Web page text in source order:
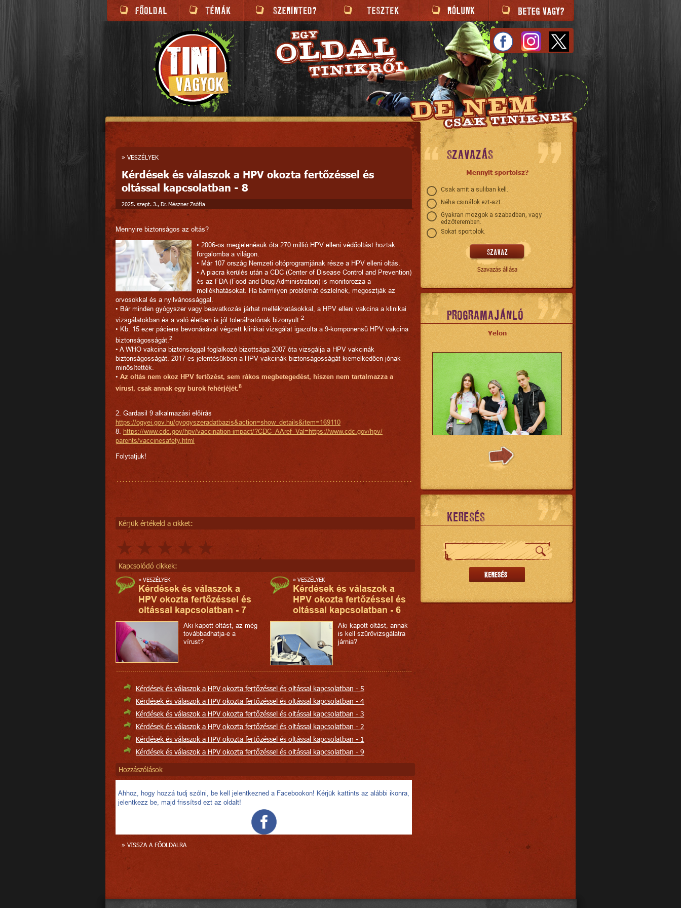
» VESZÉLYEK
Kérdések és válaszok a HPV okozta fertőzéssel és
oltással kapcsolatban - 8
2025. szept. 3., Dr. Mészner Zsófia
Mennyire biztonságos az oltás?
• 2006-os megjelenésük óta 270 millió HPV elleni védőoltást hoztak
forgalomba a világon.
• Már 107 ország Nemzeti oltóprogramjának része a HPV elleni oltás.
• A piacra kerülés után a CDC (Center of Disease Control and Prevention)
és az FDA (Food and Drug Administration) is monitorozza a
mellékhatásokat. Ha bármilyen problémát észlelnek, megosztják az
orvosokkal és a nyilvánossággal.
• Bár minden gyógyszer vagy beavatkozás járhat mellékhatásokkal, a HPV elleni vakcina a klinikai
vizsgálatokban és a való életben is jól tolerálhatónak bizonyult. 2
• Kb. 15 ezer páciens bevonásával végzett klinikai vizsgálat igazolta a 9-komponensű HPV vakcina
biztonságosságát.2
• A WHO vakcina biztonsággal foglalkozó bizottsága 2007 óta vizsgálja a HPV vakcinák
biztonságosságát. 2017-es jelentésükben a HPV vakcinák biztonságosságát kiemelkedően jónak
minősítették.
• Az oltás nem okoz HPV fertőzést, sem rákos megbetegedést, hiszen nem tartalmazza a
vírust, csak annak egy burok fehérjéjét.8
2. Gardasil 9 alkalmazási előírás
https://ogyei.gov.hu/gyogyszeradatbazis&action=show_details&item=169110
8. https://www.cdc.gov/hpv/vaccination-impact/?CDC_AAref_ Val=https://www.cdc.gov/hpv/
parents/vaccinesafety.html
Folytatjuk!
Kérjük értékeld a cikket:
Kapcsolódó cikkek:
» VESZÉLYEK
Kérdések és válaszok a
HPV okozta fertőzéssel és
oltással kapcsolatban - 7
Aki kapott oltást, az még
továbbadhatja-e a
vírust?
» VESZÉLYEK
Kérdések és válaszok a
HPV okozta fertőzéssel és
oltással kapcsolatban - 6
Aki kapott oltást, annak
is kell szűrővizsgálatra
járnia?
Kérdések és válaszok a HPV okozta fertőzéssel és oltással kapcsolatban - 5
Kérdések és válaszok a HPV okozta fertőzéssel és oltással kapcsolatban - 4
Kérdések és válaszok a HPV okozta fertőzéssel és oltással kapcsolatban - 3
Kérdések és válaszok a HPV okozta fertőzéssel és oltással kapcsolatban - 2
Kérdések és válaszok a HPV okozta fertőzéssel és oltással kapcsolatban - 1
Kérdések és válaszok a HPV okozta fertőzéssel és oltással kapcsolatban - 9
Hozzászólások
Ahhoz, hogy hozzá tudj szólni, be kell jelentkezned a Facebookon! Kérjük kattints az alábbi ikonra,
jelentkezz be, majd frissítsd ezt az oldalt!
» VISSZA A FŐOLDALRA
SZAVAZÁS
Mennyit sportolsz?
Csak amit a suliban kell.
Néha csinálok ezt-azt.
Gyakran mozgok a szabadban, vagy
edzőteremben.
Sokat sportolok.
Szavazás állása
PROGRAMAJÁNLÓ
Yelon
KERESÉS